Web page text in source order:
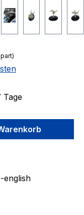
Tage
english